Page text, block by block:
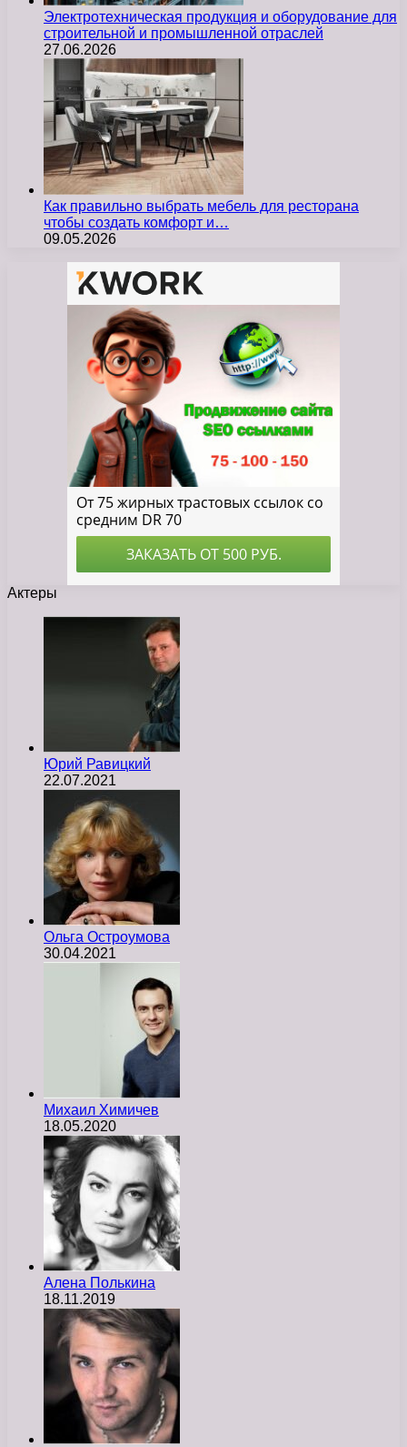
Электротехническая продукция и оборудование для
строительной и промышленной отраслей
27.06.2026
Как правильно выбрать мебель для ресторана
чтобы создать комфорт и…
09.05.2026
Актеры
Юрий Равицкий
22.07.2021
Ольга Остроумова
30.04.2021
Михаил Химичев
18.05.2020
Алена Полькина
18.11.2019